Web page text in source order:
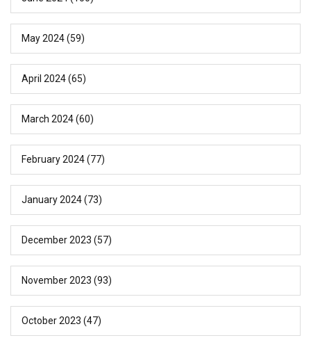
May 2024(59)
April 2024(65)
March 2024(60)
February 2024(77)
January 2024(73)
December 2023 (57)
November 2023 (93)
October 2023 (47)